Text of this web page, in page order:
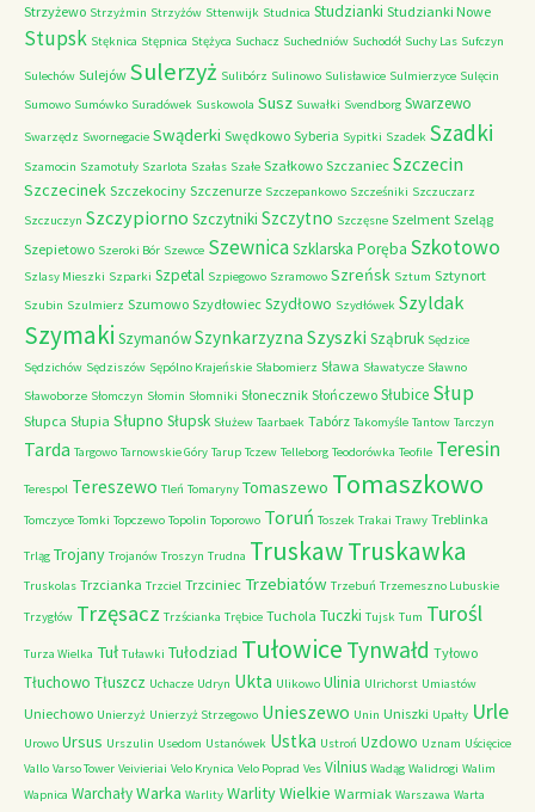
Strzyżewo Strzyżmin Strzyżów Sttenwijk Studnica Studzianki Studzianki Nowe
Stupsk Stęknica Stępnica Stężyca Suchacz Suchedniów Suchodół Suchy Las Sufczyn
Sulechów Sulejów Sulerzyż Sulibórz Sulinowo Sulisławice Sulmierzyce Sulęcin
Sumowo Sumówko Suradówek Suskowola Susz Suwałki Svendborg Swarzewo
Swarzędz Swornegacie Swąderki Swędkowo Syberia Sypitki Szadek Szadki
Szamocin Szamotuły Szarlota Szałas Szałe Szałkowo Szczaniec Szczecin
Szczecinek Szczekociny Szczenurze Szczepankowo Szcześniki Szczuczarz
Szczuczyn Szczypiorno Szczytniki Szczytno Szczęsne Szelment Szeląg
Szepietowo Szeroki Bór Szewce SzewnicaSzklarska Poręba Szkotowo
Szlasy Mieszki Szparki Szpetal Szpiegowo Szramowo Szreńsk Sztum Sztynort
Szubin Szulmierz Szumowo Szydłowiec Szydłowo Szydłówek Szyldak
Szymaki SzymanówSzynkarzyzna Szyszki Sząbruk Sędzice
Sędzichów Sędziszów Sępólno Krajeńskie Słabomierz Sława Sławatycze Sławno
Sławoborze Słomczyn Słomin Słomniki Słonecznik Słończewo Słubice Słup
Słupca Słupia Słupno Słupsk Służew Taarbaek Tabórz Takomyśle Tantow Tarczyn
Tarda Targowo Tarnowskie Góry Tarup Tczew Telleborg Teodorówka Teofile Teresin
Terespol Tereszewo Tleń Tomaryny Tomaszewo Tomaszkowo
Tomczyce Tomki Topczewo Topolin Toporowo Toruń Toszek Trakai Trawy Treblinka
Trląg Trojany Trojanów Troszyn Trudna TruskawTruskawka
Truskolas Trzcianka Trzciel Trzciniec Trzebiatów Trzebuń Trzemeszno Lubuskie
Trzygłów Trzęsacz Trzścianka Trębice Tuchola Tuczki Tujsk Tum Turośl
Turza Wielka Tuł Tuławki Tułodziad Tułowice Tynwałd Tyłowo
Tłuchowo Tłuszcz Uchacze Udryn Ukta Ulikowo Ulinia Ulrichorst Umiastów
Uniechowo Unierzyż Unierzyż Strzegowo Unieszewo Unin Uniszki Upałty Urle
Urowo Ursus Urszulin Usedom Ustanówek Ustka Ustroń Uzdowo Uznam Uścięcice
Vallo Varso Tower Veivieriai Velo Krynica Velo Poprad Ves Vilnius Wadąg Walidrogi Walim
Wapnica WarchałyWarka Warlity Warlity Wielkie Warmiak Warszawa Warta